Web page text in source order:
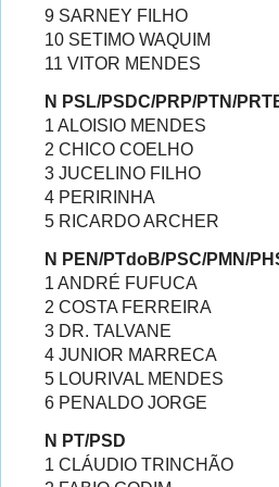
9 SARNEY FILHO
10 SETIMO WAQUIM
11 VITOR MENDES
N PSL/PSDC/PRP/PTN/
1 ALOISIO MENDES
2 CHICO COELHO
3 JUCELINO FILHO
4 PERIRINHA
5 RICARDO ARCHER
N PEN/PTdoB/PSC/PMN/
1 ANDRÉ FUFUCA
2 COSTA FERREIRA
3 DR. TALVANE
4 JUNIOR MARRECA
5 LOURIVAL MENDES
6 PENALDO JORGE
N PT/PSD
1 CLÁUDIO TRINCHÃO